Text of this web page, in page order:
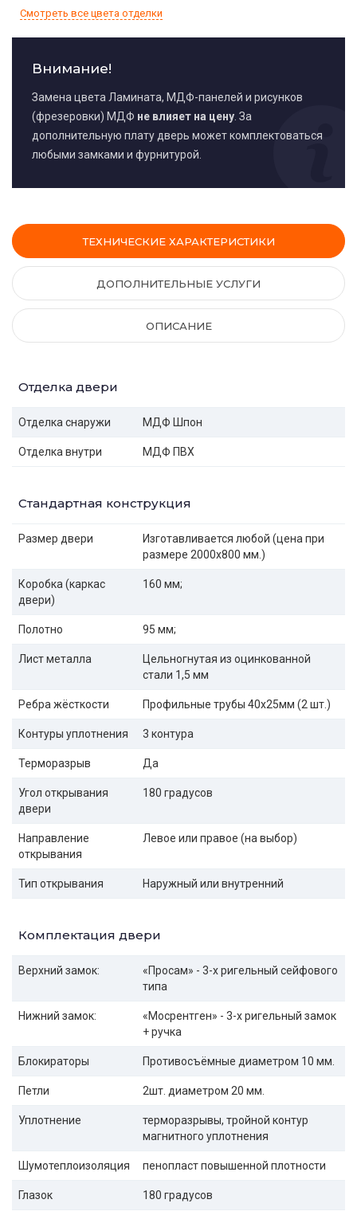
Смотреть все цвета отделки
Внимание!
Замена цвета Ламината, МДФ-панелей и рисунков
(фрезеровки) МДФ не влияет на цену . За
дополнительную плату дверь может комплектоваться
любыми замками и фурнитурой.
ТЕХНИЧЕСКИЕ ХАРАКТЕРИСТИКИ
ДОПОЛНИТЕЛЬНЫЕ УСЛУГИ
ОПИСАНИЕ
Отделка двери
Отделка снаружи МДФ Шпон
Отделка внутри МДФ ПВХ
Стандартная конструкция
Размер двери
Изготавливается любой (цена при
размере 2000x800 мм.)
Коробка (каркас
двери)
160 мм;
Полотно 95 мм;
Лист металла
Цельногнутая из оцинкованной
стали 1,5 мм
Ребра жёсткости Профильные трубы 40х25мм (2 шт.)
Контуры уплотнения 3 контура
Терморазрыв Да
Угол открывания
двери
180 градусов
Направление
открывания
Левое или правое (на выбор)
Тип открывания Наружный или внутренний
Комплектация двери
Верхний замок:
«Просам» - 3-х ригельный сейфового
типа
Нижний замок:
«Мосрентген» - 3-х ригельный замок
+ ручка
Блокираторы Противосъёмные диаметром 10 мм.
Петли 2шт. диаметром 20 мм.
Уплотнение
терморазрывы, тройной контур
магнитного уплотнения
Шумотеплоизоляция пенопласт повышенной плотности
Глазок 180 градусов